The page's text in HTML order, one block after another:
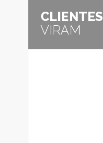
CLIENTES
VIRAM